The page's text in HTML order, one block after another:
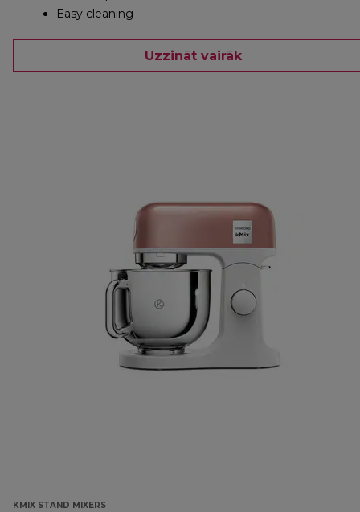
Easy cleaning
Uzzināt vairāk
KMIX STAND MIXERS